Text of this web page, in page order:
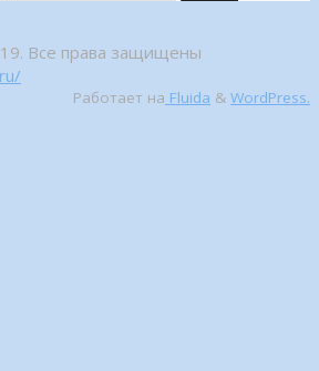
Все права защищены
Работает на Fluida & WordPress.